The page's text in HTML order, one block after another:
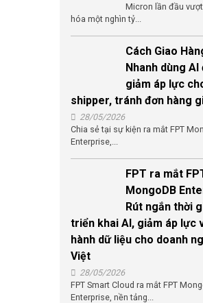
Micron lần đầu
hóa một nghìn tỷ...
Cách Giao
Nhanh dùng AI
giảm áp lực
shipper, tránh đơn hàng
28/05/2026
Chia sẻ tại sự kiện ra mắt FPT
Enterprise,...
FPT ra mắt
MongoDB
Rút ngắn thời
triển khai AI, giảm áp lực
hành dữ liệu cho doanh
Việt
28/05/2026
FPT Smart Cloud ra mắt FPT
Enterprise, nền tảng...